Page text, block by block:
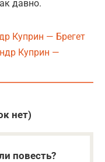
давно.
Куприн — Брегет
Куприн —
нет)
повесть?